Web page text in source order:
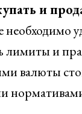
и
необходимо
лимиты и
валюты